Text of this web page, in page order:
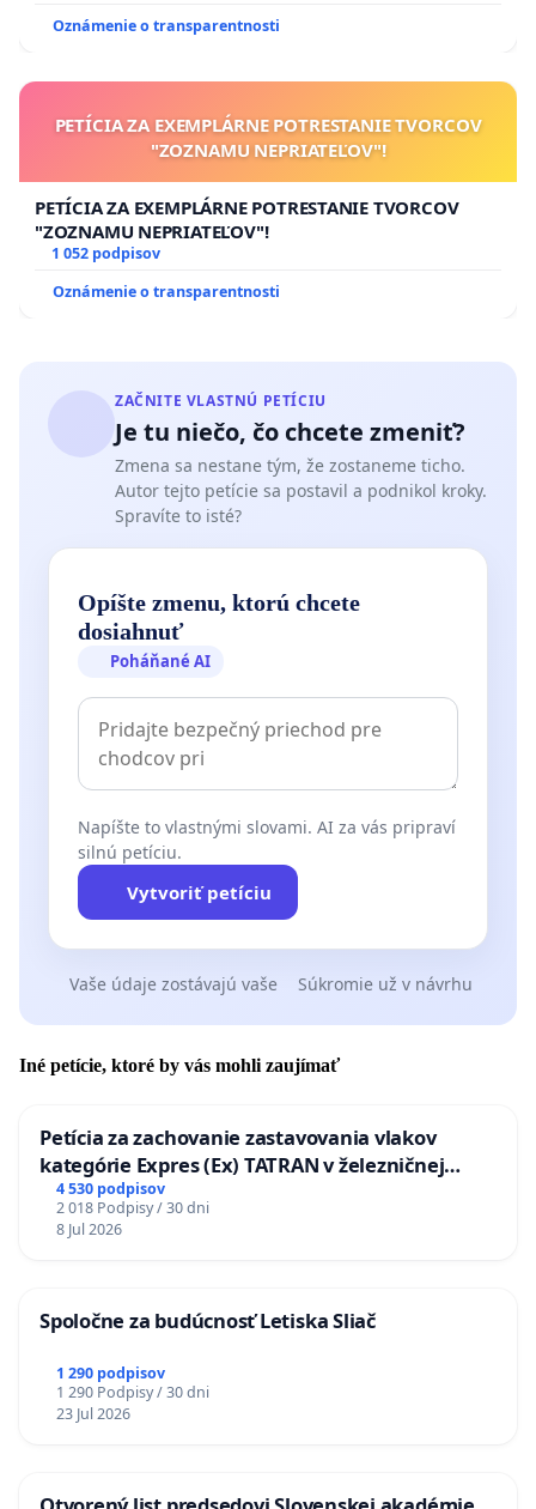
Oznámenie o transparentnosti
PETÍCIA ZA EXEMPLÁRNE POTRESTANIE TVORCOV
"ZOZNAMU NEPRIATEĽOV"!
PETÍCIA ZA EXEMPLÁRNE POTRESTANIE TVORCOV
"ZOZNAMU NEPRIATEĽOV"!
1 052 podpisov
Oznámenie o transparentnosti
ZAČNITE VLASTNÚ PETÍCIU
Je tu niečo, čo chcete zmeniť?
Zmena sa nestane tým, že zostaneme ticho.
Autor tejto petície sa postavil a podnikol kroky.
Spravíte to isté?
Opíšte zmenu, ktorú chcete
dosiahnuť
Poháňané AI
Napíšte to vlastnými slovami. AI za vás pripraví
silnú petíciu.
Vytvoriť petíciu
Vaše údaje zostávajú vaše Súkromie už v návrhu
Iné petície, ktoré by vás mohli zaujímať
Petícia za zachovanie zastavovania vlakov
kategórie Expres (Ex) TATRAN v železničnej
stanici Púchov
4 530 podpisov
2 018 Podpisy / 30 dni
8 Jul 2026
Spoločne za budúcnosť Letiska Sliač
1 290 podpisov
1 290 Podpisy / 30 dni
23 Jul 2026